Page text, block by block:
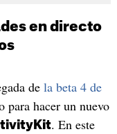
en directo
de la beta 4 de
para hacer un nuevo
. En este